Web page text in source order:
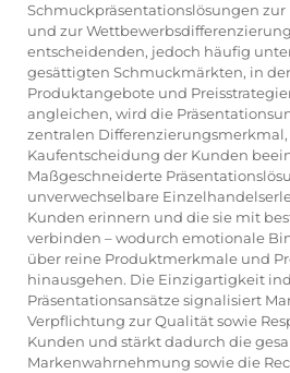
Schmuckpräsentationslösungen
und zur
entscheidenden, jedoch häufig
gesättigten Schmuckmärkten, in
Produktangebote und
angleichen, wird die
zentralen Differenzierungsmerkmal,
Kaufentscheidung der Kunden
Maßgeschneiderte
unverwechselbare
Kunden erinnern und die sie mit
verbinden – wodurch emotionale
über reine Produktmerkmale und
hinausgehen. Die Einzigartigkeit
Präsentationsansätze signalisiert
Verpflichtung zur Qualität sowie
Kunden und stärkt dadurch die
Markenwahrnehmung sowie die